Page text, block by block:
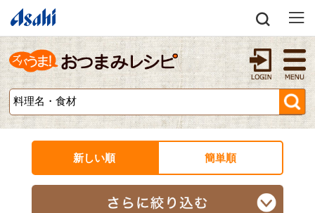
新しい順 簡単順